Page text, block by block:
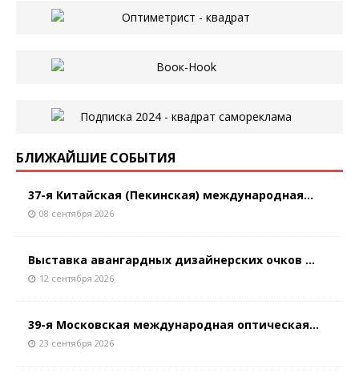
БЛИЖАЙШИЕ СОБЫТИЯ
37-я Китайская (Пекинская) международная...
08 сентября 2026
Выставка авангардных дизайнерских очков ...
12 сентября 2026
39-я Московская международная оптическая...
23 сентября 2026